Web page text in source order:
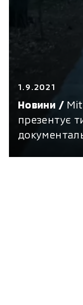
1.9.2021
Новини /
презентує